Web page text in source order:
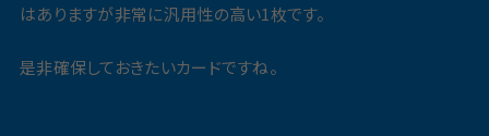
はありますが非常に汎用性の高い1枚です。
是非確保しておきたいカードですね。